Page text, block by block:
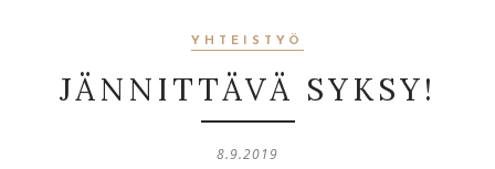
YHTEISTYÖ
JÄNNITTÄVÄ SYKSY!
8.9.2019